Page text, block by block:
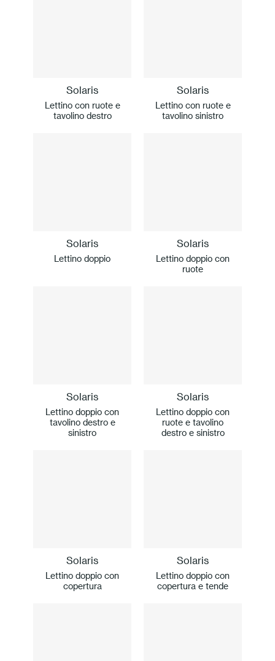
Solaris
Lettino con ruote e
tavolino destro
Solaris
Lettino con ruote e
tavolino sinistro
Solaris
Lettino doppio
Solaris
Lettino doppio con
ruote
Solaris
Lettino doppio con
tavolino destro e
sinistro
Solaris
Lettino doppio con
ruote e tavolino
destro e sinistro
Solaris
Lettino doppio con
copertura
Solaris
Lettino doppio con
copertura e tende